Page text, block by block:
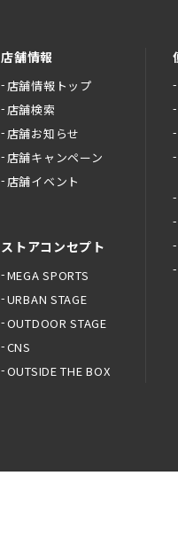
店舗情報
店舗情報トップ
店舗検索
店舗お知らせ
店舗キャンペーン
店舗イベント
ストアコンセプト
MEGA SPORTS
URBAN STAGE
OUTDOOR STAGE
CNS
OUTSIDE THE BOX